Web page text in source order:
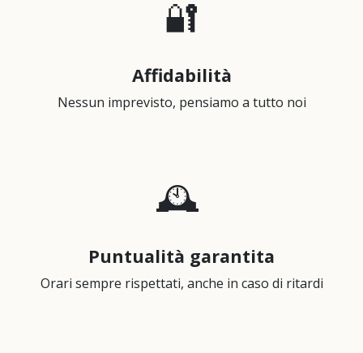
🔐
Affidabilità
​Nessun imprevisto, pensiamo a tutto noi​
🕰️
Puntualità garantita
Orari sempre rispettati, anche in caso di ritardi